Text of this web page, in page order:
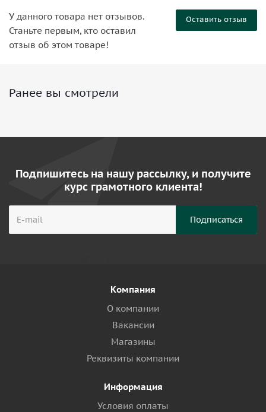
Оставить отзыв
У данного товара нет отзывов.
Станьте первым, кто оставил
отзыв об этом товаре!
Ранее вы смотрели
Подпишитесь на нашу рассылку, и получите
курс грамотного клиента!
Компания
О компании
Вакансии
Магазины
Реквизиты компании
Информация
Условия оплаты